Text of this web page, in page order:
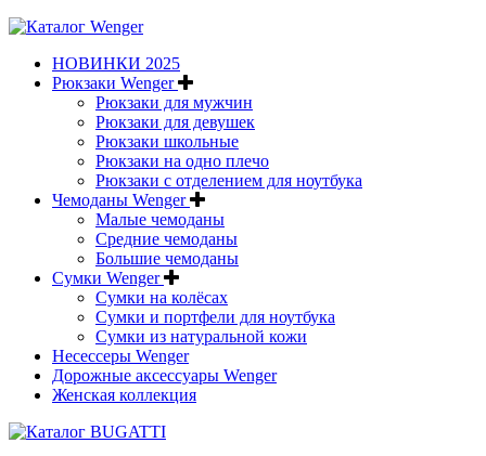
НОВИНКИ 2025
Рюкзаки Wenger
Рюкзаки для мужчин
Рюкзаки для девушек
Рюкзаки школьные
Рюкзаки на одно плечо
Рюкзаки с отделением для ноутбука
Чемоданы Wenger
Малые чемоданы
Средние чемоданы
Большие чемоданы
Сумки Wenger
Сумки на колёсах
Сумки и портфели для ноутбука
Сумки из натуральной кожи
Несессеры Wenger
Дорожные аксессуары Wenger
Женская коллекция